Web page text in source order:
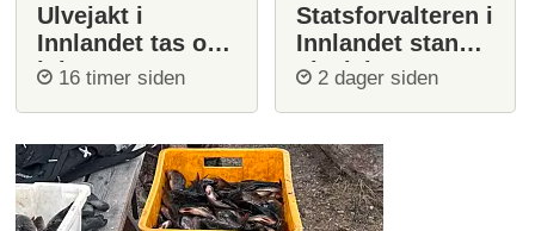
Ulvejakt i
Innlandet tas opp
igjen
16 timer siden
Statsforvalteren i
Innlandet stanser
ulvejakt
2 dager siden